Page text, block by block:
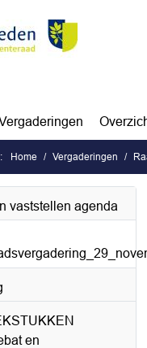
Home Vergaderingen
vaststellen agenda
en